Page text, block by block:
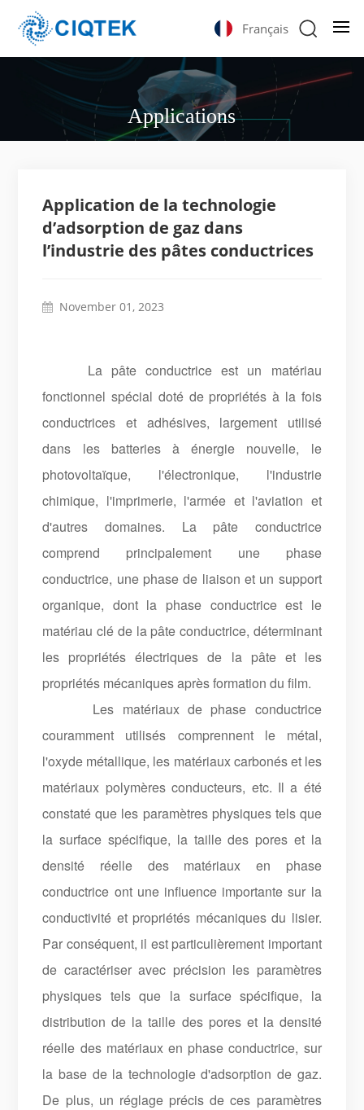
Français
Applications
Application de la technologie
d’adsorption de gaz dans
l’industrie des pâtes conductrices
November 01, 2023
La pâte conductrice est un matériau
fonctionnel spécial doté de propriétés à la fois
conductrices et adhésives, largement utilisé
dans les batteries à énergie nouvelle, le
photovoltaïque, l'électronique, l'industrie
chimique, l'imprimerie, l'armée et l'aviation et
d'autres domaines. La pâte conductrice
comprend principalement une phase
conductrice, une phase de liaison et un support
organique, dont la phase conductrice est le
matériau clé de la pâte conductrice, déterminant
les propriétés électriques de la pâte et les
propriétés mécaniques après formation du film.
Les matériaux de phase conductrice
couramment utilisés comprennent le métal,
l'oxyde métallique, les matériaux carbonés et les
matériaux polymères conducteurs, etc. Il a été
constaté que les paramètres physiques tels que
la surface spécifique, la taille des pores et la
densité réelle des matériaux en phase
conductrice ont une influence importante sur la
conductivité et propriétés mécaniques du lisier.
Par conséquent, il est particulièrement important
de caractériser avec précision les paramètres
physiques tels que la surface spécifique, la
distribution de la taille des pores et la densité
réelle des matériaux en phase conductrice, sur
la base de la technologie d'adsorption de gaz.
De plus, un réglage précis de ces paramètres